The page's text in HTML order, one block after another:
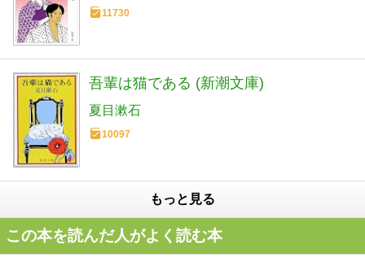
11730
吾輩は猫である (新潮文庫)
夏目漱石
10097
もっと見る
この本を読んだ人がよく読む本